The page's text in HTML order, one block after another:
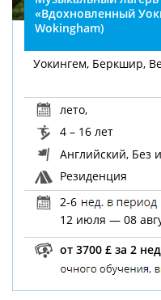
«Вдохновленный
Wokingham)
Уокингем, Беркшир,
лето,
4 – 16 лет
Английский, Без
Резиденция
2-6
12 июля — 08
от 3700 £ за 2